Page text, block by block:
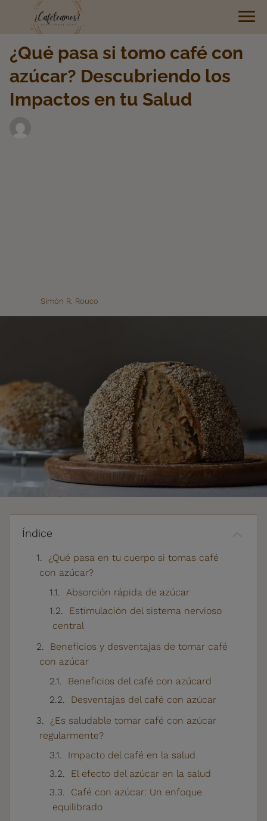
¿Qué pasa si tomo café con
azúcar? Descubriendo los
Impactos en tu Salud
Simón R. Rouco
Índice
¿Qué pasa en tu cuerpo si tomas café
con azúcar?
Absorción rápida de azúcar
Estimulación del sistema nervioso
central
Beneficios y desventajas de tomar café
con azúcar
Beneficios del café con azúcard
Desventajas del café con azúcar
¿Es saludable tomar café con azúcar
regularmente?
Impacto del café en la salud
El efecto del azúcar en la salud
Café con azúcar: Un enfoque
equilibrado